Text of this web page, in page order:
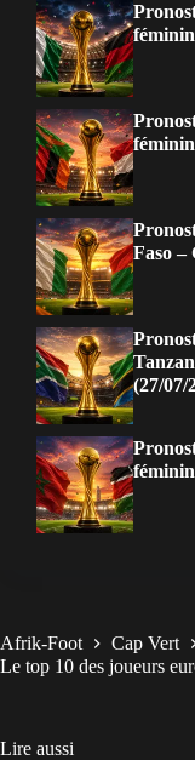
Faso –
(27/07/
Afrik-Foot
Cap Vert
Le top 10 des joueurs
Lire aussi